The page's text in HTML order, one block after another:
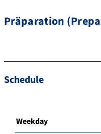
Präparation
Schedule
Weekday